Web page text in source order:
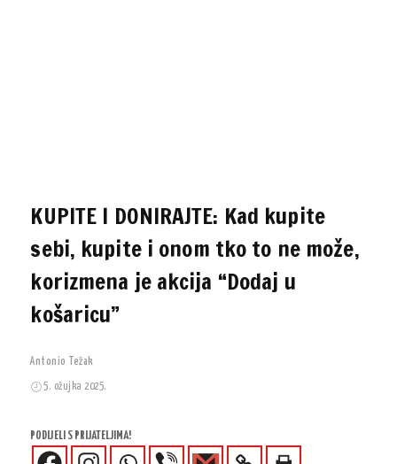
KUPITE I DONIRAJTE: Kad kupite
sebi, kupite i onom tko to ne može,
korizmena je akcija “Dodaj u
košaricu”
Antonio Težak
5. ožujka 2025.
PODIJELI S PRIJATELJIMA!